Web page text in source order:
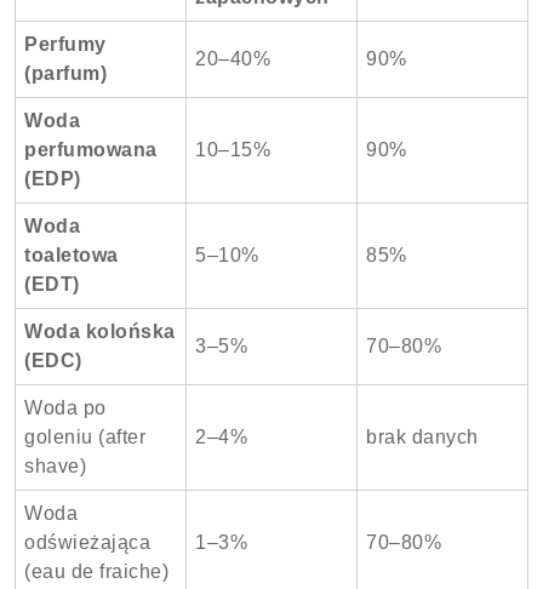
Perfumy
(parfum)
20–40% 90%
Woda
perfumowana
(EDP)
10–15% 90%
Woda
toaletowa
(EDT)
5–10% 85%
Woda kolońska
(EDC)
3–5% 70–80%
Woda po
goleniu (after
shave)
2–4% brak danych
Woda
odświeżająca
(eau de fraiche)
1–3% 70–80%